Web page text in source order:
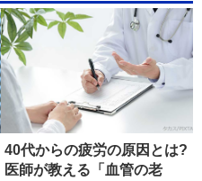
40代からの疲労の原因とは?
医師が教える「血管の老